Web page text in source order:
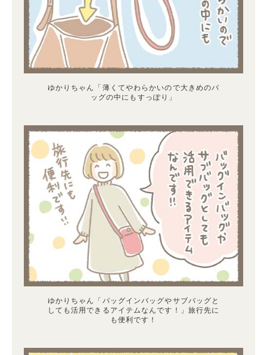
ゆかりちゃん「薄くてやわらかいので大きめのバ
ッグの中にもすっぽり」
ゆかりちゃん「バッグインバッグやサブバッグと
しても活用できるアイテムなんです！」旅行先に
も便利です！